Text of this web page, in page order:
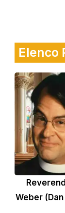
Elenco
Weber